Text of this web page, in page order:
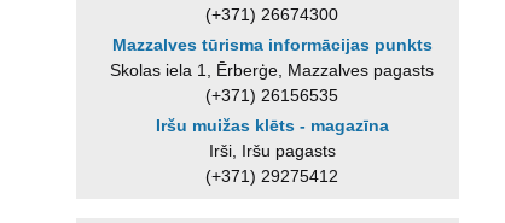
(+371) 26674300
Mazzalves tūrisma informācijas punkts
Skolas iela 1, Ērberģe, Mazzalves pagasts
(+371) 26156535
Iršu muižas klēts - magazīna
Irši, Iršu pagasts
(+371) 29275412